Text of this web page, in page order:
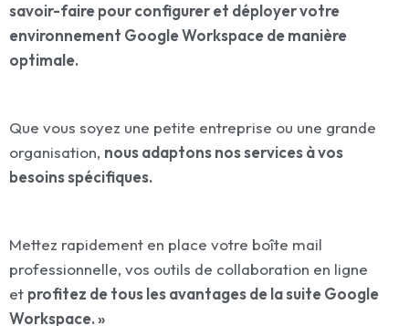
savoir-faire pour configurer et déployer votre
environnement Google Workspace de manière
optimale.
Que vous soyez une petite entreprise ou une grande
organisation, nous adaptons nos services à vos
besoins spécifiques.
Mettez rapidement en place votre boîte mail
professionnelle, vos outils de collaboration en ligne
et profitez de tous les avantages de la suite Google
Workspace. »